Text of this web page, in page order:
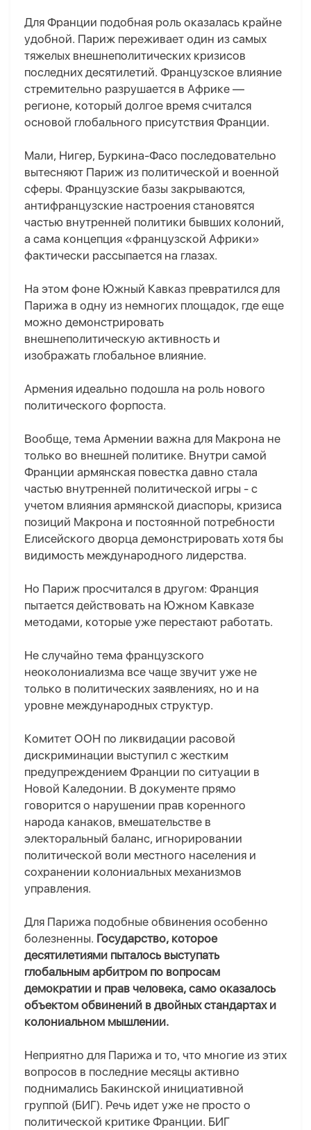
Для Франции подобная роль оказалась крайне
удобной. Париж переживает один из самых
тяжелых внешнеполитических кризисов
последних десятилетий. Французское влияние
стремительно разрушается в Африке —
регионе, который долгое время считался
основой глобального присутствия Франции.
Мали, Нигер, Буркина-Фасо последовательно
вытесняют Париж из политической и военной
сферы. Французские базы закрываются,
антифранцузские настроения становятся
частью внутренней политики бывших колоний,
а сама концепция «французской Африки»
фактически рассыпается на глазах.
На этом фоне Южный Кавказ превратился для
Парижа в одну из немногих площадок, где еще
можно демонстрировать
внешнеполитическую активность и
изображать глобальное влияние.
Армения идеально подошла на роль нового
политического форпоста.
Вообще, тема Армении важна для Макрона не
только во внешней политике. Внутри самой
Франции армянская повестка давно стала
частью внутренней политической игры - с
учетом влияния армянской диаспоры, кризиса
позиций Макрона и постоянной потребности
Елисейского дворца демонстрировать хотя бы
видимость международного лидерства.
Но Париж просчитался в другом: Франция
пытается действовать на Южном Кавказе
методами, которые уже перестают работать.
Не случайно тема французского
неоколониализма все чаще звучит уже не
только в политических заявлениях, но и на
уровне международных структур.
Комитет ООН по ликвидации расовой
дискриминации выступил с жестким
предупреждением Франции по ситуации в
Новой Каледонии. В документе прямо
говорится о нарушении прав коренного
народа канаков, вмешательстве в
электоральный баланс, игнорировании
политической воли местного населения и
сохранении колониальных механизмов
управления.
Для Парижа подобные обвинения особенно
болезненны. Государство, которое
десятилетиями пыталось выступать
глобальным арбитром по вопросам
демократии и прав человека, само оказалось
объектом обвинений в двойных стандартах и
колониальном мышлении.
Неприятно для Парижа и то, что многие из этих
вопросов в последние месяцы активно
поднимались Бакинской инициативной
группой (БИГ). Речь идет уже не просто о
политической критике Франции. БИГ